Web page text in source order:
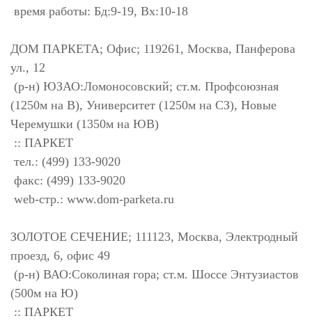
время работы: Бд:9-19, Вх:10-18
ДОМ ПАРКЕТА; Офис; 119261, Москва, Панферова
ул., 12
(р-н) ЮЗАО:Ломоносовский; ст.м. Профсоюзная
(1250м на В), Университет (1250м на СЗ), Новые
Черемушки (1350м на ЮВ)
:: ПАРКЕТ
тел.: (499) 133-9020
факс: (499) 133-9020
web-стр.: www.dom-parketa.ru
ЗОЛОТОЕ СЕЧЕНИЕ; 111123, Москва, Электродный
проезд, 6, офис 49
(р-н) ВАО:Соколиная гора; ст.м. Шоссе Энтузиастов
(500м на Ю)
:: ПАРКЕТ